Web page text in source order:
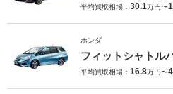
平均買取相場： 30.1万円〜
ホンダ
フィットシャトル
平均買取相場： 16.8万円〜